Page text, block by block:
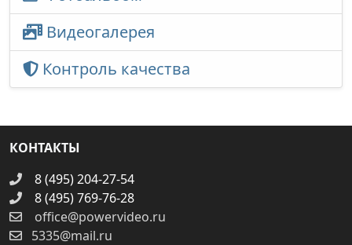
Видеогалерея
Контроль качества
КОНТАКТЫ
8 (495) 204-27-54
8 (495) 769-76-28
office@powervideo.ru
5335@mail.ru